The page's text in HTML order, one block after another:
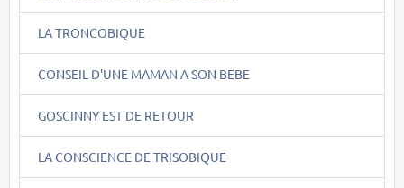
LA TRONCOBIQUE
CONSEIL D'UNE MAMAN A SON BEBE
GOSCINNY EST DE RETOUR
LA CONSCIENCE DE TRISOBIQUE